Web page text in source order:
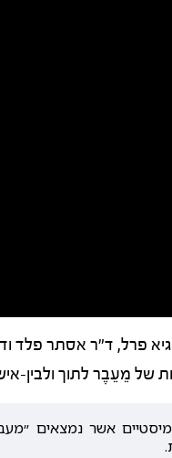
פרל, ד"ר אסתר פלד
של מֵעֵבֶר לתוך ולבין-
אשר נמצאים